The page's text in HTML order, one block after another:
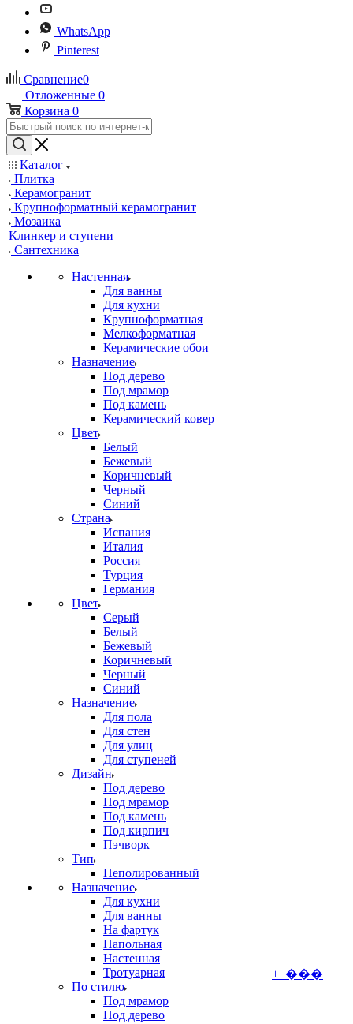
WhatsApp
Pinterest
Сравнение0
Отложенные 0
Корзина 0
Каталог
Плитка
Керамогранит
Крупноформатный керамогранит
Мозаика
Клинкер и ступени
Сантехника
Настенная
Для ванны
Для кухни
Крупноформатная
Мелкоформатная
Керамические обои
Назначение
Под дерево
Под мрамор
Под камень
Керамический ковер
Цвет
Белый
Бежевый
Коричневый
Черный
Синий
Страна
Испания
Италия
Россия
Турция
Германия
Цвет
Серый
Белый
Бежевый
Коричневый
Черный
Синий
Назначение
Для пола
Для стен
Для улиц
Для ступеней
Дизайн
Под дерево
Под мрамор
Под камень
Под кирпич
Пэчворк
Тип
Неполированный
Назначение
Для кухни
Для ванны
На фартук
Напольная
Настенная
Тротуарная
По стилю
Под мрамор
Под дерево
+ ���